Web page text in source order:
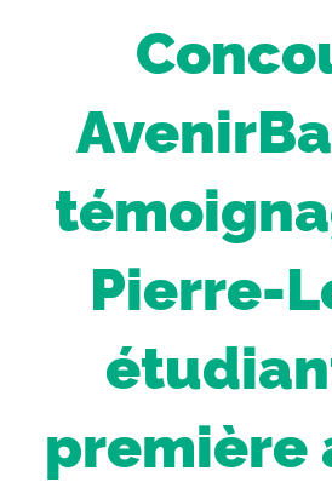
Pierre-
première